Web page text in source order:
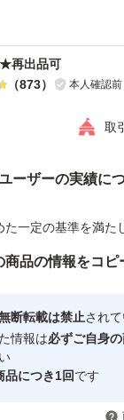
再出品可
（873） 本人確認前
取
ーザーの実績に
た一定の基準を満た
心・安全
引を完
談
商品の情報をコピ
断転載は禁止され
情報は必ずご自身
品につき1回です
る人にオススメ